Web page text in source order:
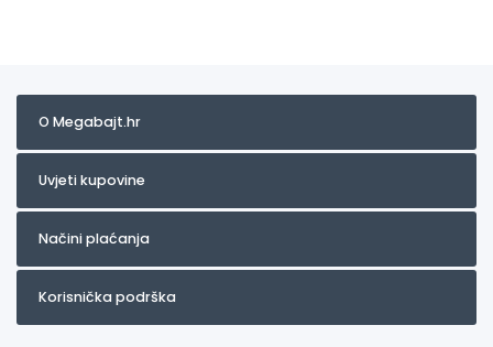
O Megabajt.hr
Uvjeti kupovine
Načini plaćanja
Korisnička podrška